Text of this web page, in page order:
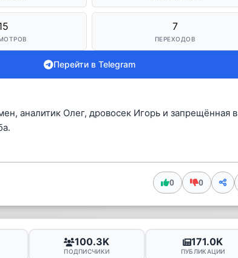
7
ПЕРЕХОДОВ
Перейти в Telegram
аналитик Олег, дровосек Игорь и запрещённая в
0 0
100.3K
ПОДПИСЧИКИ
171.0K
ПУБЛИКАЦИИ